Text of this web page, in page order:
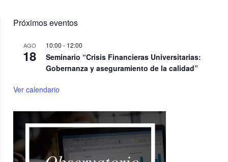
Próximos eventos
AGO
18
10:00 - 12:00
Seminario “Crisis Financieras Universitarias:
Gobernanza y aseguramiento de la calidad”
Ver calendario